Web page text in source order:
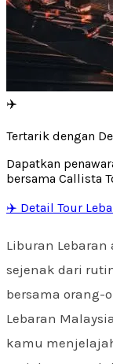
✈️
Tertarik dengan
Dapatkan
bersama Callista
✈️ Detail Tour
Liburan
sejenak dari
bersama orang-
Lebaran
kamu